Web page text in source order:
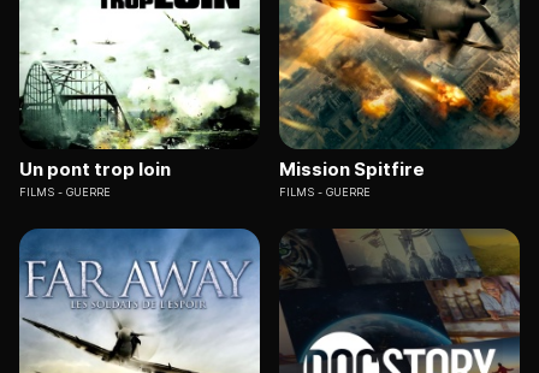
Un pont trop loin
FILMS GUERRE
Mission Spitfire
FILMS GUERRE